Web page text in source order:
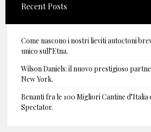
Recent Posts
Come nascono i nostri lieviti autoctoni
unico sull’Etna.
Wilson Daniels: il nuovo prestigioso
New York.
Benanti fra le 100 Migliori Cantine d’Italia
Spectator.